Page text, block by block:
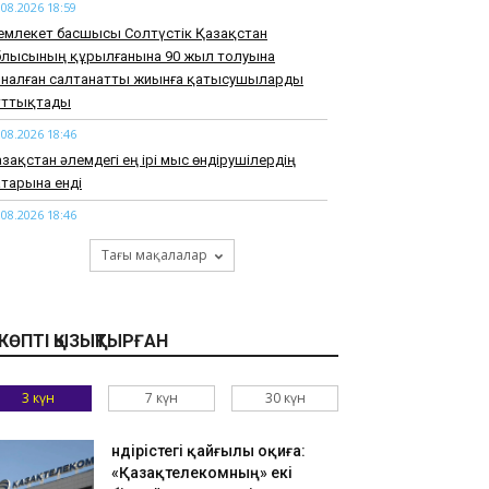
18:59
басшысы Солтүстік Қазақстан
құрылғанына 90 жыл толуына
салтанатты жиынға қатысушыларды
18:46
әлемдегі ең ірі мыс өндірушілердің
енді
18:46
Нұрай Серікбайдың туыстары
10 миллиард теңге моральдық
тобының әншісі Кенжебек Жанәбілов
18:20
әшкереленді
18:07
Тағы мақалалар
КӨПТІ ҚЫЗЫҚТЫРҒАН
3 күн 7 күн 30 күн
Өндірістегі қайғылы оқиға:
«Қазақтелекомның» екі